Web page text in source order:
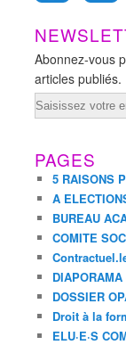
Abonnez-vous
articles publiés.
Email
PAGES
5 RAISONS
A
BUREAU
COMITE
DOSSIER
Droit à la
ELU·E·S